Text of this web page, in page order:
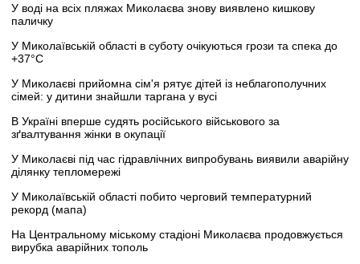
У воді на всіх пляжах Миколаєва знову виявлено кишкову
паличку
У Миколаївській області в суботу очікуються грози та спека до
+37°C
У Миколаєві прийомна сім'я рятує дітей із неблагополучних
сімей: у дитини знайшли таргана у вусі
В Україні вперше судять російського військового за
зґвалтування жінки в окупації
У Миколаєві під час гідравлічних випробувань виявили аварійну
ділянку тепломережі
У Миколаївській області побито черговий температурний
рекорд (мапа)
На Центральному міському стадіоні Миколаєва продовжується
вирубка аварійних тополь